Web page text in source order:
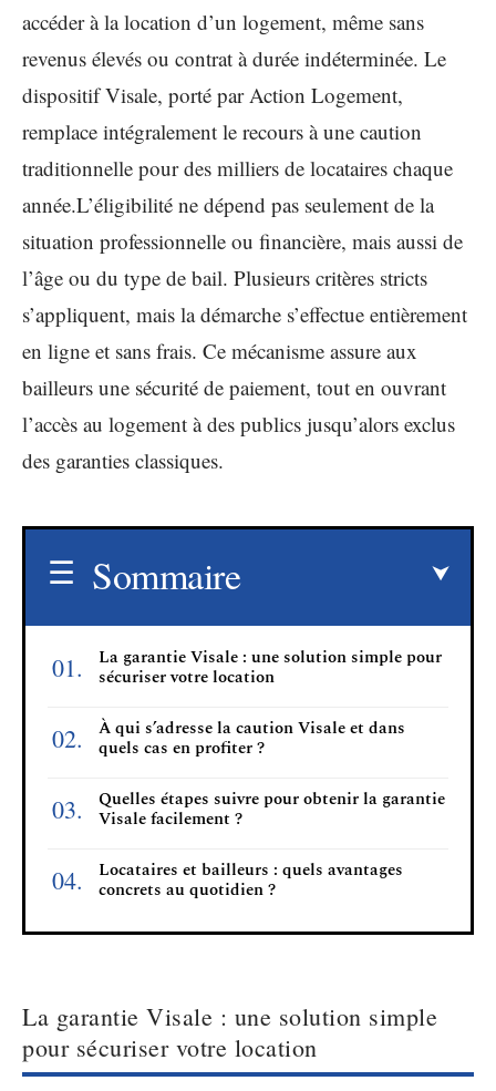
accéder à la location d’un logement, même sans
revenus élevés ou contrat à durée indéterminée. Le
dispositif Visale, porté par Action Logement,
remplace intégralement le recours à une caution
traditionnelle pour des milliers de locataires chaque
année.L’éligibilité ne dépend pas seulement de la
situation professionnelle ou financière, mais aussi de
l’âge ou du type de bail. Plusieurs critères stricts
s’appliquent, mais la démarche s’effectue entièrement
en ligne et sans frais. Ce mécanisme assure aux
bailleurs une sécurité de paiement, tout en ouvrant
l’accès au logement à des publics jusqu’alors exclus
des garanties classiques.
Sommaire
La garantie Visale : une solution simple pour
sécuriser votre location
À qui s’adresse la caution Visale et dans
quels cas en profiter ?
Quelles étapes suivre pour obtenir la garantie
Visale facilement ?
Locataires et bailleurs : quels avantages
concrets au quotidien ?
La garantie Visale : une solution simple
pour sécuriser votre location